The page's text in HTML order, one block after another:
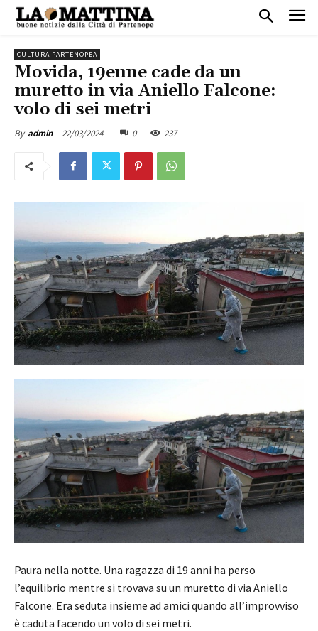
CULTURA PARTENOPEA
Movida, 19enne cade da un
muretto in via Aniello Falcone:
volo di sei metri
By admin 22/03/2024 0 237
Paura nella notte. Una ragazza di 19 anni ha perso
l’equilibrio mentre si trovava su un muretto di via Aniello
Falcone. Era seduta insieme ad amici quando all’improvviso
è caduta facendo un volo di sei metri.